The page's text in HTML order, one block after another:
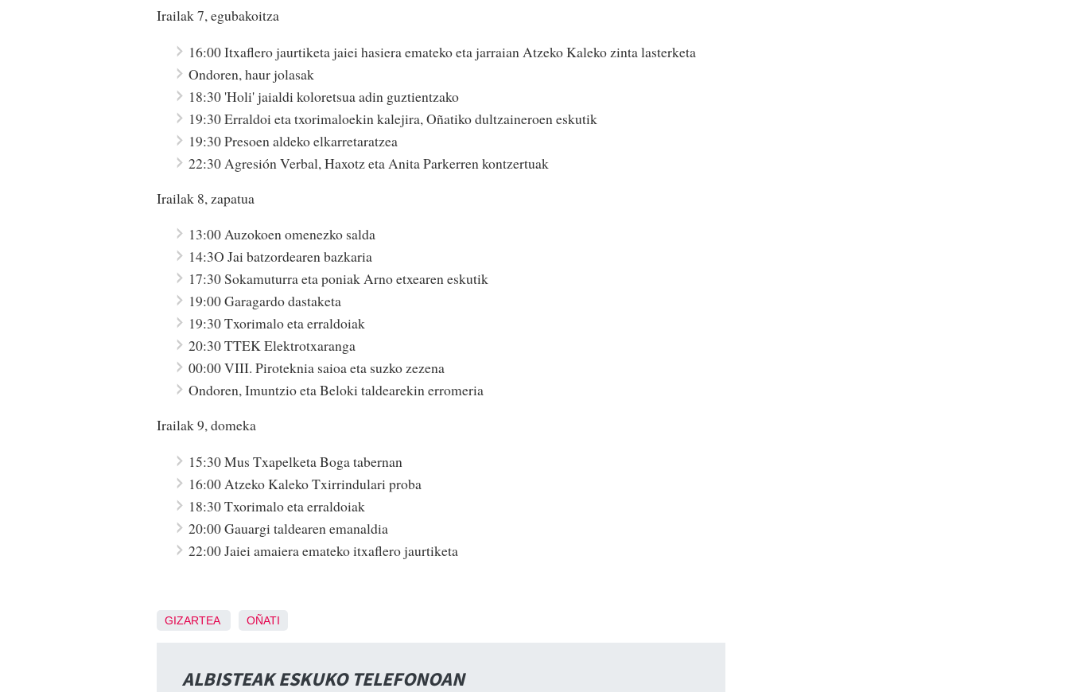
Irailak 7, egubakoitza
16:00 Itxaflero jaurtiketa jaiei hasiera emateko eta jarraian Atzeko Kaleko zinta lasterketa
Ondoren, haur jolasak
18:30 'Holi' jaialdi koloretsua adin guztientzako
19:30 Erraldoi eta txorimaloekin kalejira, Oñatiko dultzaineroen eskutik
19:30 Presoen aldeko elkarretaratzea
22:30 Agresión Verbal, Haxotz eta Anita Parkerren kontzertuak
Irailak 8, zapatua
13:00 Auzokoen omenezko salda
14:3O Jai batzordearen bazkaria
17:30 Sokamuturra eta poniak Arno etxearen eskutik
19:00 Garagardo dastaketa
19:30 Txorimalo eta erraldoiak
20:30 TTEK Elektrotxaranga
00:00 VIII. Piroteknia saioa eta suzko zezena
Ondoren, Imuntzio eta Beloki taldearekin erromeria
Irailak 9, domeka
15:30 Mus Txapelketa Boga tabernan
16:00 Atzeko Kaleko Txirrindulari proba
18:30 Txorimalo eta erraldoiak
20:00 Gauargi taldearen emanaldia
22:00 Jaiei amaiera emateko itxaflero jaurtiketa
GIZARTEA OÑATI
ALBISTEAK ESKUKO TELEFONOAN